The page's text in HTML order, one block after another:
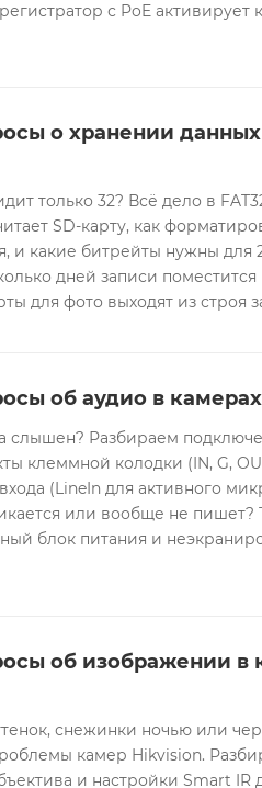
с PoE активирует
о хранении
только 32? Всё дело в
SD-карту, как
и какие битрейты нужны для
дней записи поместится
для фото выходят из строя
об аудио в
слышен? Разбираем
клеммной колодки (IN, G,
(LineIn для активного
или вообще не
блок питания и
об изображении в
снежинки ночью или
камер Hikvision.
и настройки Smart IR